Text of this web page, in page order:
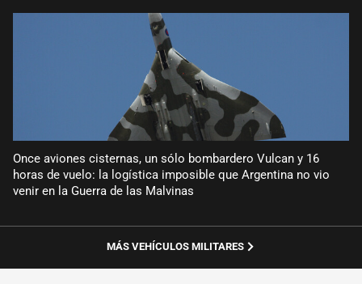
Once aviones cisternas, un sólo bombardero Vulcan y 16
horas de vuelo: la logística imposible que Argentina no vio
venir en la Guerra de las Malvinas
MÁS VEHÍCULOS MILITARES